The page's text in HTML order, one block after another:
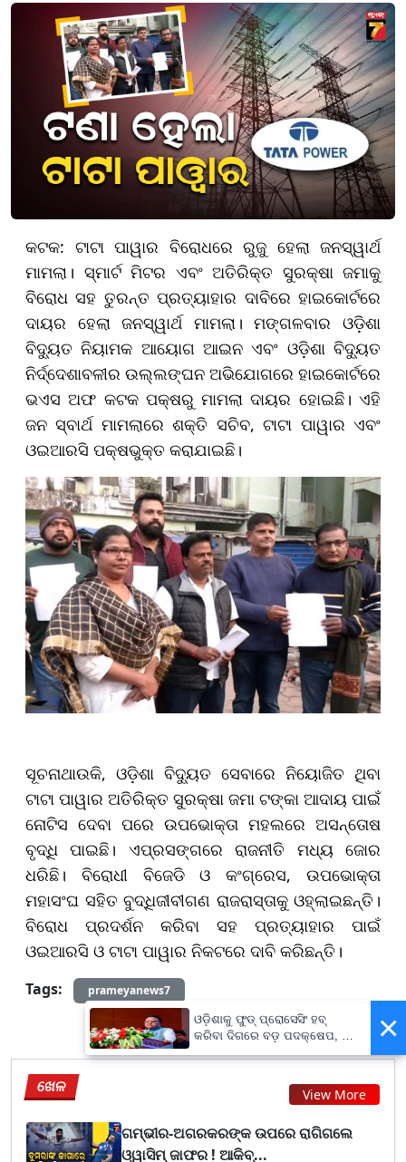
କଟକ: ଟାଟା ପାୱାର ବିରୋଧରେ ରୁଜୁ ହେଲା ଜନସ୍ୱାର୍ଥ
ମାମଲା। ସ୍ମାର୍ଟ ମିଟର ଏବଂ ଅତିରିକ୍ତ ସୁରକ୍ଷା ଜମାକୁ
ବିରୋଧ ସହ ତୁରନ୍ତ ପ୍ରତ୍ୟାହାର ଦାବିରେ ହାଇକୋର୍ଟରେ
ଦାୟର ହେଲା ଜନସ୍ୱାର୍ଥ ମାମଲା। ମଙ୍ଗଳବାର ଓଡ଼ିଶା
ବିଦ୍ୟୁତ ନିୟାମକ ଆୟୋଗ ଆଇନ ଏବଂ ଓଡ଼ିଶା ବିଦ୍ୟୁତ
ନିର୍ଦ୍ଦେଶାବଳୀର ଉଲ୍ଲଙ୍ଘନ ଅଭିଯୋଗରେ ହାଇକୋର୍ଟରେ
ଭଏସ ଅଫ କଟକ ପକ୍ଷରୁ ମାମଲା ଦାୟର ହୋଇଛି। ଏହି
ଜନ ସ୍ବାର୍ଥ ମାମଲାରେ ଶକ୍ତି ସଚିବ, ଟାଟା ପାୱାର ଏବଂ
ଓଇଆରସି ପକ୍ଷଭୁକ୍ତ କରାଯାଇଛି।
ସୂଚନାଥାଉକି, ଓଡି଼ଶା ବିଦ୍ୟୁତ ସେବାରେ ନିୟୋଜିତ ଥିବା
ଟାଟା ପାୱାର ଅତିରିକ୍ତ ସୁରକ୍ଷା ଜମା ଟଙ୍କା ଆଦାୟ ପାଇଁ
ନୋଟିସ ଦେବା ପରେ ଉପଭୋକ୍ତା ମହଲରେ ଅସନ୍ତୋଷ
ବୃଦ୍ଧି ପାଇଛି। ଏପ୍ରସଙ୍ଗରେ ରାଜନୀତି ମଧ୍ୟ ଜୋର
ଧରିଛି। ବିରୋଧୀ ବିଜେଡି ଓ କଂଗ୍ରେସ, ଉପଭୋକ୍ତା
ମହାସଂଘ ସହିତ ବୁଦ୍ଧିଜୀବୀଗଣ ରାଜରାସ୍ତାକୁ ଓହ୍ଲାଇଛନ୍ତି।
ବିରୋଧ ପ୍ରଦର୍ଶନ କରିବା ସହ ପ୍ରତ୍ୟାହାର ପାଇଁ
ଓଇଆରସି ଓ ଟାଟା ପାୱାର ନିକଟରେ ଦାବି କରିଛନ୍ତି।
Tags: prameyanews7
ଖେଳ View More
ଗମ୍ଭୀର-ଅଗରକରଙ୍କ ଉପରେ ରାଗିଗଲେ
ଓ୍ୱାସିମ୍ ଜାଫର ! ଆକିବ୍...
×
ଓଡ଼ିଶାକୁ ଫୁଡ୍ ପ୍ରୋସେସିଂ ହବ୍
କରିବା ଦିଗରେ ବଡ଼ ପଦକ୍ଷେପ, ୪୨
ହଜାରରୁ ଅଧିକ ନିଯୁକ୍ତି ସୁଯୋଗ